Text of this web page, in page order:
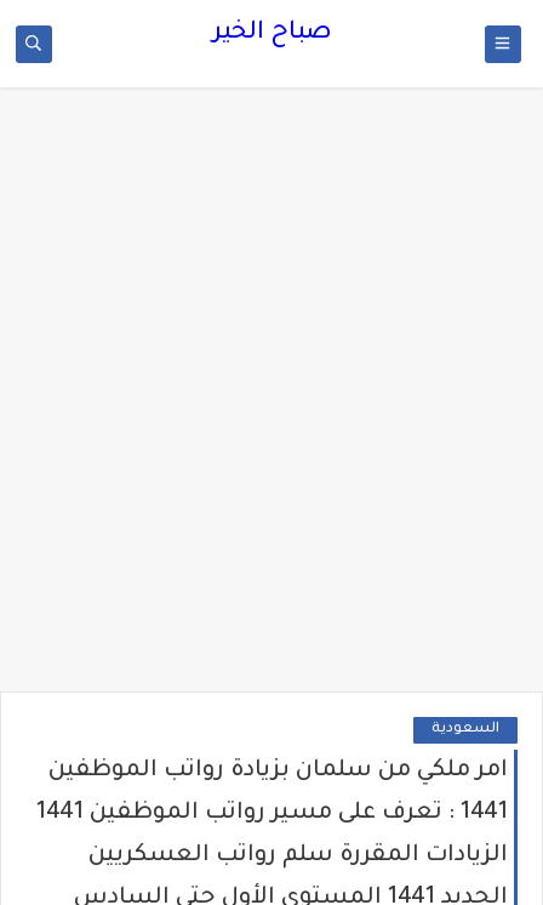
صباح الخير
السعودية
امر ملكي من سلمان بزيادة رواتب الموظفين
1441 : تعرف على مسير رواتب الموظفين 1441
الزيادات المقررة سلم رواتب العسكريين
الجديد 1441 المستوى الأول حتى السادس